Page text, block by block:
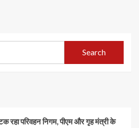
Search
रहा परिवहन निगम, पीएम और गृह मंत्री के